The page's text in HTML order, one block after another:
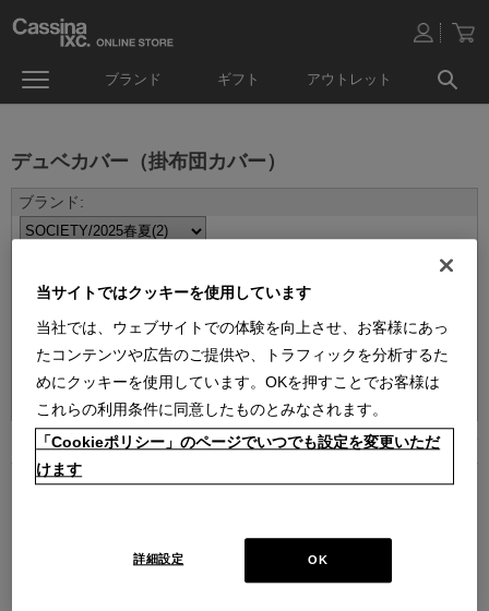
ブランド ギフト アウトレット
デュベカバー（掛布団カバー）
並べ替え：
2件あります
当サイトではクッキーを使用しています
当社では、ウェブサイトでの体験を向上させ、お客様にあっ
たコンテンツや広告のご提供や、トラフィックを分析するた
めにクッキーを使用しています。OKを押すことでお客様は
これらの利用条件に同意したものとみなされます。
「Cookieポリシー」のページでいつでも設定を変更いただ
けます
OK
詳細設定